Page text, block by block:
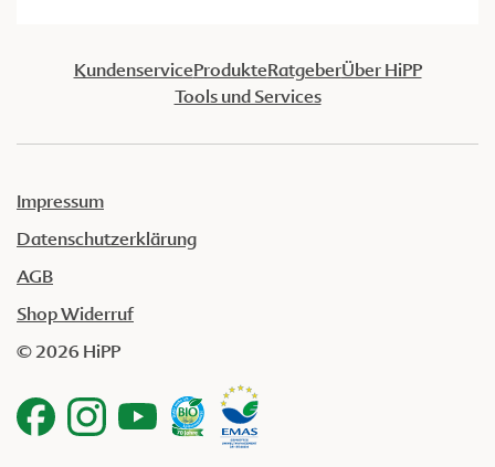
KundenserviceProdukteRatgeberÜber HiPP
Tools und Services
Impressum
Datenschutzerklärung
AGB
Shop Widerruf
© 2026 HiPP